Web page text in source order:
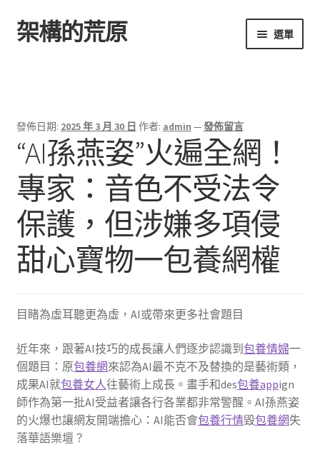
跳
至
跳
至
架構的荒原 選單
發佈日期: 2025 年 3 月 30 日 作者: admin —發佈留言
“AI孫燕姿”火遍全網！
專家：音色不受法令
保護，但涉嫌多項侵
甜心寶物一包養網權
目睹為虛耳聽更為虛，AI或帶來更多社會題目
近年來，跟著AI技巧的成長讓人們逐步認識到 包養情婦一
個題目：原包養網來認為AI最不克不及替換的是藝術類，
成果AI就包養女人往藝術上成長。畫手和des包養appign
師作為第一批AI受益者讓各行各業都非常警醒。AI孫燕姿
的火爆也讓網友開端擔心：AI能否會包養行情毀包養網失
落華語樂壇？